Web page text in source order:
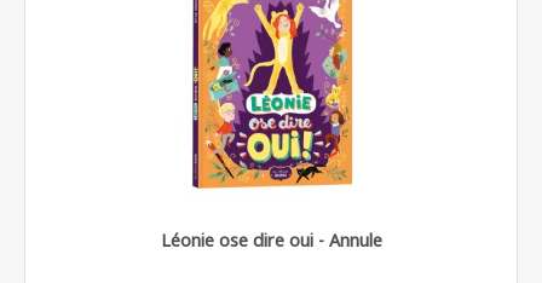
Léonie ose dire oui - Annule